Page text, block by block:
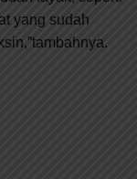
yang sudah